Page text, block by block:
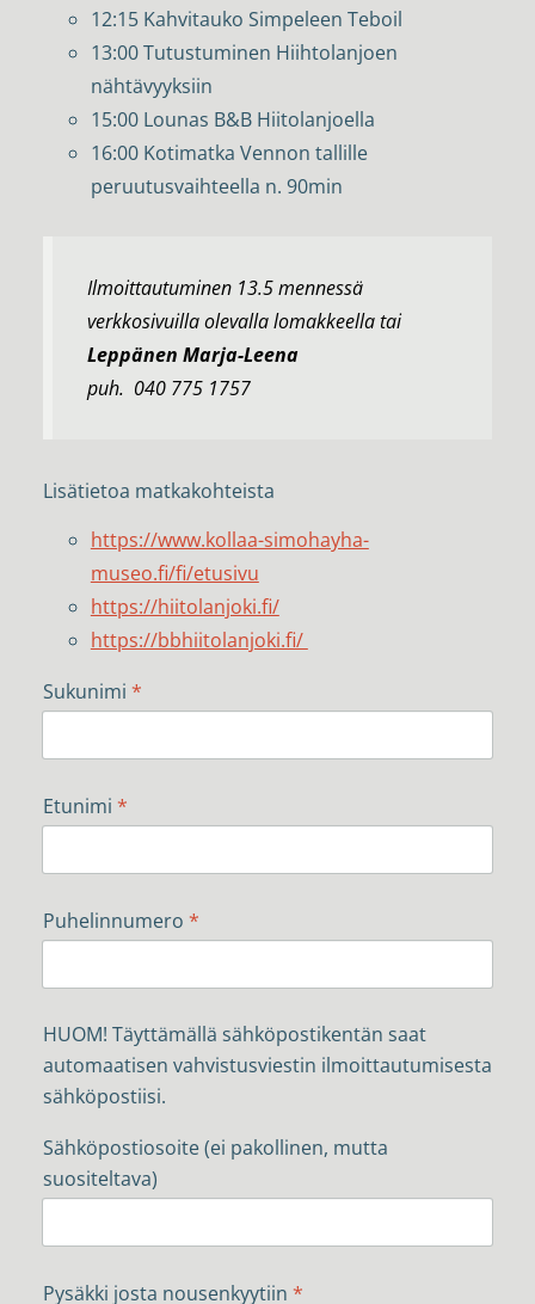
12:15 Kahvitauko Simpeleen Teboil
13:00 Tutustuminen Hiihtolanjoen
nähtävyyksiin
15:00 Lounas B&B Hiitolanjoella
16:00 Kotimatka Vennon tallille
peruutusvaihteella n. 90min
Ilmoittautuminen 13.5 mennessä
verkkosivuilla olevalla lomakkeella tai
Leppänen Marja-Leena
puh. 040 775 1757
Lisätietoa matkakohteista
https://www.kollaa-simohayha-
museo.fi/fi/etusivu
https://hiitolanjoki.fi/
https://bbhiitolanjoki.fi/
Sukunimi *
Etunimi *
Puhelinnumero *
HUOM! Täyttämällä sähköpostikentän saat
automaatisen vahvistusviestin ilmoittautumisesta
sähköpostiisi.
Sähköpostiosoite (ei pakollinen, mutta
suositeltava)
Pysäkki josta nousenkyytiin *